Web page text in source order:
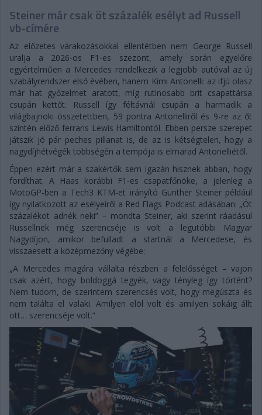
Steiner már csak öt százalék esélyt ad Russell
vb-címére
Az előzetes várakozásokkal ellentétben nem George Russell
uralja a 2026-os F1-es szezont, amely során egyelőre
egyértelműen a Mercedes rendelkezik a legjobb autóval az új
szabályrendszer első évében, hanem Kimi Antonelli: az ifjú olasz
már hat győzelmet aratott, míg rutinosabb brit csapattársa
csupán kettőt. Russell így féltávnál csupán a harmadik a
világbajnoki összetettben, 59 pontra Antonelliről és 9-re az őt
szintén előző ferraris Lewis Hamiltontól. Ebben persze szerepet
játszik jó pár peches pillanat is, de az is kétségtelen, hogy a
nagydíjhétvégék többségén a tempója is elmarad Antonelliétől.
Éppen ezért már a szakértők sem igazán hisznek abban, hogy
fordíthat. A Haas korábbi F1-es csapatfőnöke, a jelenleg a
MotoGP-ben a Tech3 KTM-et irányító Günther Steiner például
így nyilatkozott az esélyeiről a Red Flags Podcast adásában: „Öt
százalékot adnék neki” – mondta Steiner, aki szerint ráadásul
Russellnek még szerencséje is volt a legutóbbi Magyar
Nagydíjon, amikor befulladt a startnál a Mercedese, és
visszaesett a középmezőny végébe:
„A Mercedes magára vállalta részben a felelősséget – vajon
csak azért, hogy boldoggá tegyék, vagy tényleg így történt?
Nem tudom, de szerintem szerencsés volt, hogy megúszta és
nem találta el valaki. Amilyen elöl volt és amilyen sokáig állt
ott… szerencséje volt.”